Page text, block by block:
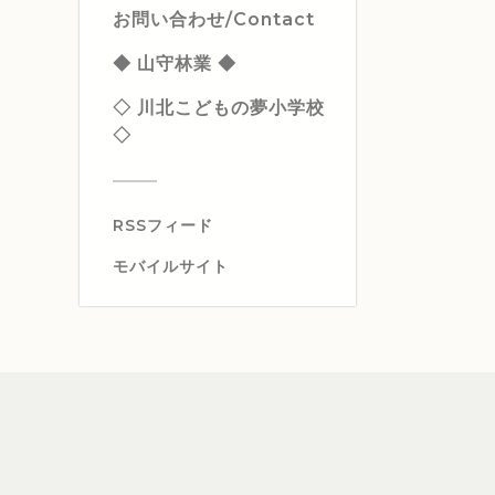
お問い合わせ/Contact
◆ 山守林業 ◆
◇ 川北こどもの夢小学校
◇
RSSフィード
モバイルサイト